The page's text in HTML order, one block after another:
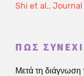
Shi et al.,
ΠΏΣ
Μετά τη διάγνωση